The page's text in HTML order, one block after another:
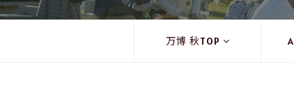
万博 秋TOP